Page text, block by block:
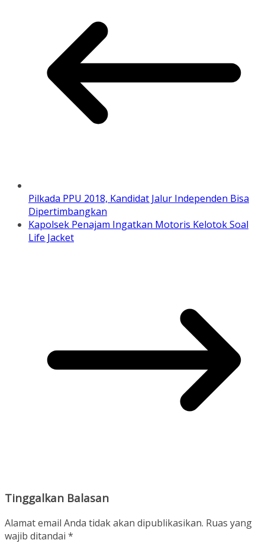
Pilkada PPU 2018, Kandidat Jalur Independen Bisa
Dipertimbangkan
Kapolsek Penajam Ingatkan Motoris Kelotok Soal
Life Jacket
Tinggalkan Balasan
Alamat email Anda tidak akan dipublikasikan. Ruas yang
wajib ditandai *